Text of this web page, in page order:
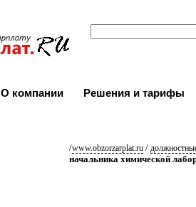
О компании Решения и тарифы
/www.obzorzarplat.ru /
начальника химической